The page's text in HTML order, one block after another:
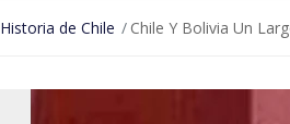
Historia de Chile Chile Y Bolivia Un